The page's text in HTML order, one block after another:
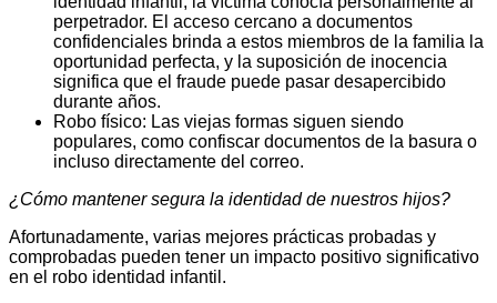
perpetrador. El acceso cercano a documentos
confidenciales brinda a estos miembros de la familia la
oportunidad perfecta, y la suposición de inocencia
significa que el fraude puede pasar desapercibido
durante años.
Robo físico: Las viejas formas siguen siendo
populares, como confiscar documentos de la basura o
incluso directamente del correo.
¿Cómo mantener segura la identidad de nuestros hijos?
Afortunadamente, varias mejores prácticas probadas y
comprobadas pueden tener un impacto positivo significativo
en el robo identidad infantil.